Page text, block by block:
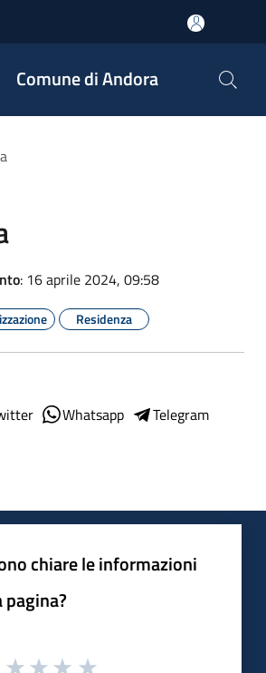
Comune di Andora
: 16 aprile 2024, 09:58
Residenza
Whatsapp
Telegram
chiare le informazioni
pagina?